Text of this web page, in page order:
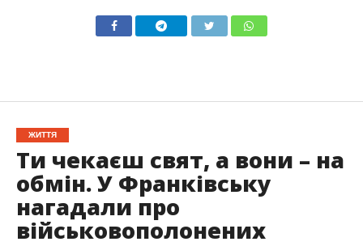
ЖИТТЯ
Ти чекаєш свят, а вони – на
обмін. У Франківську
нагадали про
військовополонених